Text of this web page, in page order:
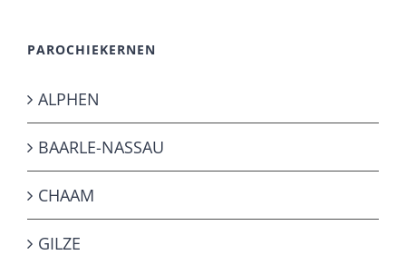
PAROCHIEKERNEN
ALPHEN
BAARLE-NASSAU
CHAAM
GILZE